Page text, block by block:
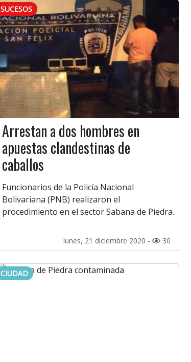
SUCESOS
Arrestan a dos hombres en
apuestas clandestinas de
caballos
Funcionarios de la Policía Nacional
Bolivariana (PNB) realizaron el
procedimiento en el sector Sabana de Piedra.
lunes, 21 diciembre 2020 - 30
CIUDAD